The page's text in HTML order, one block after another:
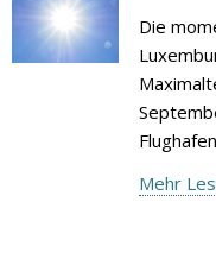
Die
Mehr